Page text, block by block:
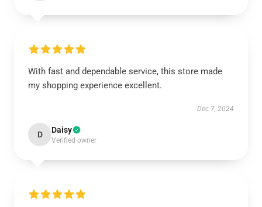
With fast and dependable service, this store made
my shopping experience excellent.
Dec 7, 2024
D Daisy
Verified owner